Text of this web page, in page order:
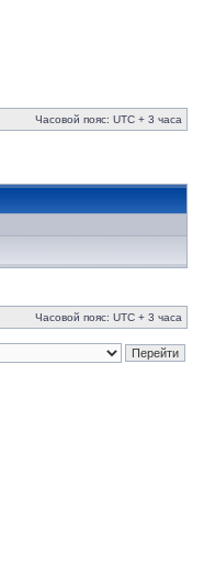
Часовой пояс: UTC + 3 часа
Часовой пояс: UTC + 3 часа